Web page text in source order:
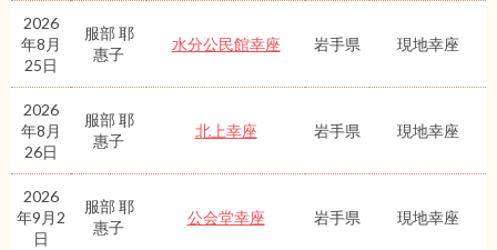
2026
年8月
25日
服部 耶
惠子
水分公民館幸座 岩手県 現地幸座
2026
年8月
26日
服部 耶
惠子
北上幸座 岩手県 現地幸座
2026
年9月2
日
服部 耶
惠子
公会堂幸座 岩手県 現地幸座